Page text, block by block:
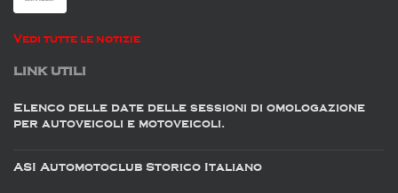
Vedi tutte le notizie
LINK UTILI
Elenco delle date delle sessioni di omologazione
per autoveicoli e motoveicoli.
ASI Automotoclub Storico Italiano